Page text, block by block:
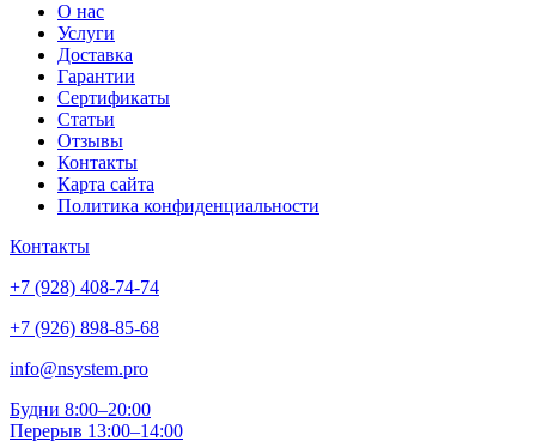
О нас
Услуги
Доставка
Гарантии
Сертификаты
Статьи
Отзывы
Контакты
Карта сайта
Политика конфиденциальности
Контакты
+7 (928) 408-74-74
+7 (926) 898-85-68
info@nsystem.pro
Будни 8:00–20:00
Перерыв 13:00–14:00